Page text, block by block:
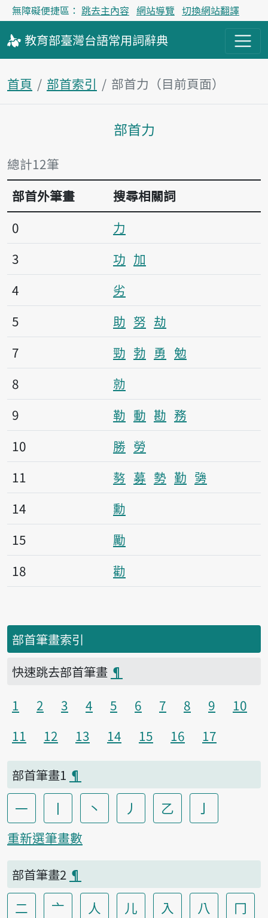
無障礙便捷區： 跳去主內容 網站導覽 切換網站翻譯
教育部臺灣台語常用詞辭典
首頁 部首索引 部首力（目前頁面）
主內容區塊
部首力
總計12筆
部首外筆畫
搜尋相關詞
0
力
3
功 加
4
劣
5
助 努 劫
7
勁 勃 勇 勉
8
勍
9
勒 動 勘 務
10
勝 勞
11
𠢕 募 勢 勤 勥
14
勳
15
勵
18
勸
部首筆畫索引
快速跳去部首筆畫 ¶
1
2 3 4 5 6 7 8 9
10
11
12 13 14 15 16 17
部首筆畫1 ¶
一 丨 丶 丿 乙 亅
重新選筆畫數
部首筆畫2 ¶
二 亠 人 儿 入 八
冂